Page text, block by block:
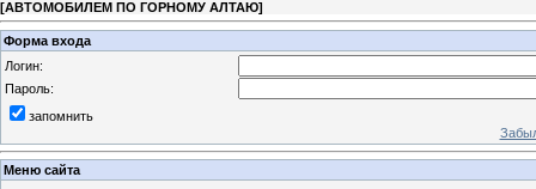
[АВТОМОБИЛЕМ ПО ГОРНОМУ АЛТАЮ]
Форма входа
Логин:
Пароль:
запомнить
Меню сайта